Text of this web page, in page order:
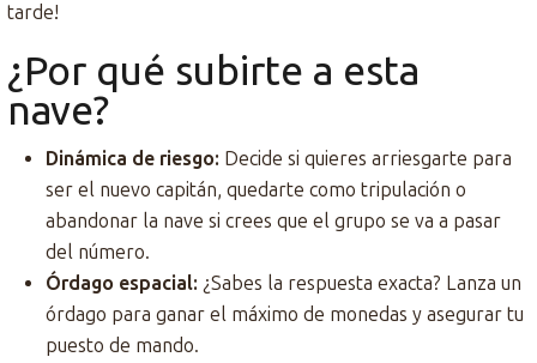
tarde!
¿Por qué subirte a esta
nave?
Dinámica de riesgo: Decide si quieres arriesgarte para
ser el nuevo capitán, quedarte como tripulación o
abandonar la nave si crees que el grupo se va a pasar
del número.
Órdago espacial: ¿Sabes la respuesta exacta? Lanza un
órdago para ganar el máximo de monedas y asegurar tu
puesto de mando.